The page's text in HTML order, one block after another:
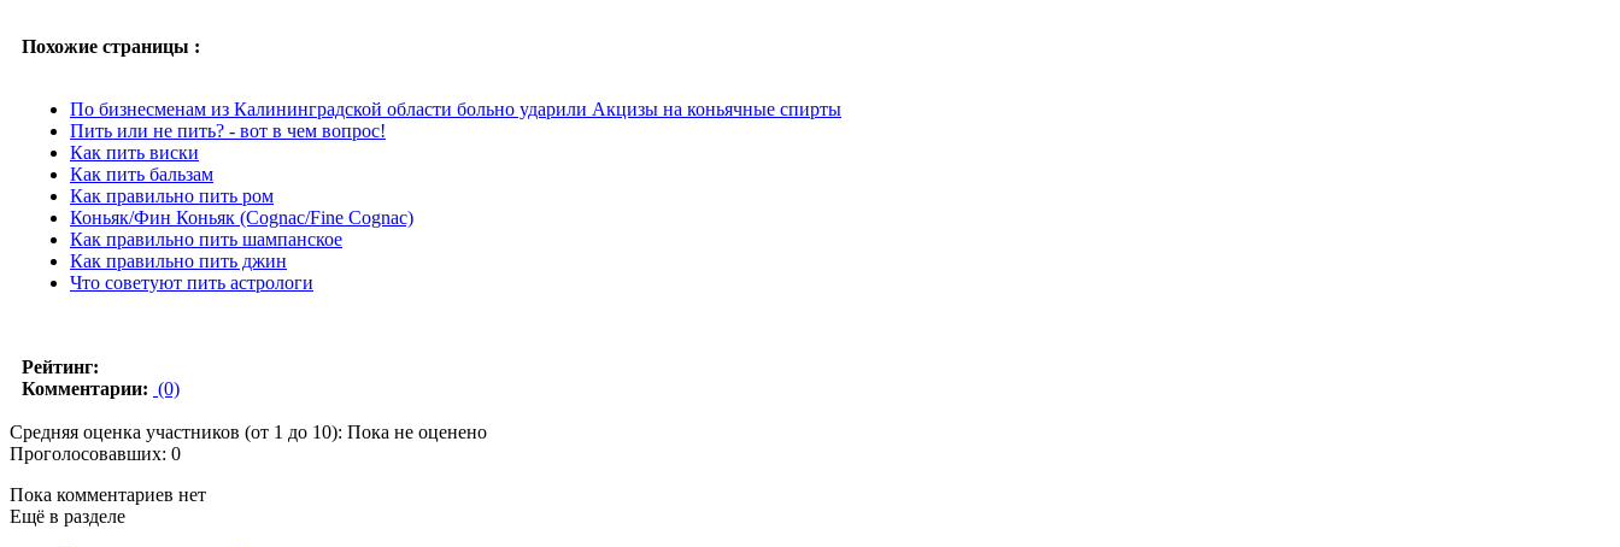
Похожие страницы :
По бизнесменам из Калининградской области больно ударили Акцизы на коньячные спирты
Пить или не пить? - вот в чем вопрос!
Как пить виски
Как пить бальзам
Как правильно пить ром
Коньяк/Фин Коньяк (Cognac/Fine Cognac)
Как правильно пить шампанское
Как правильно пить джин
Что советуют пить астрологи
Рейтинг:
Комментарии: (0)
Средняя оценка участников (от 1 до 10): Пока не оценено
Проголосовавших: 0
Пока комментариев нет
Ещё в разделе